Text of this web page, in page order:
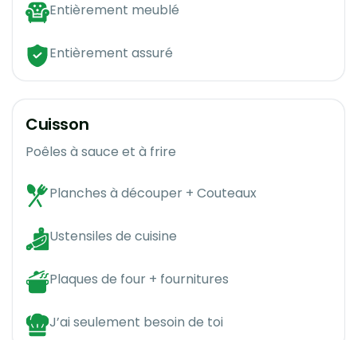
Entièrement meublé
Entièrement assuré
Cuisson
Poêles à sauce et à frire
Planches à découper + Couteaux
Ustensiles de cuisine
Plaques de four + fournitures
J’ai seulement besoin de toi